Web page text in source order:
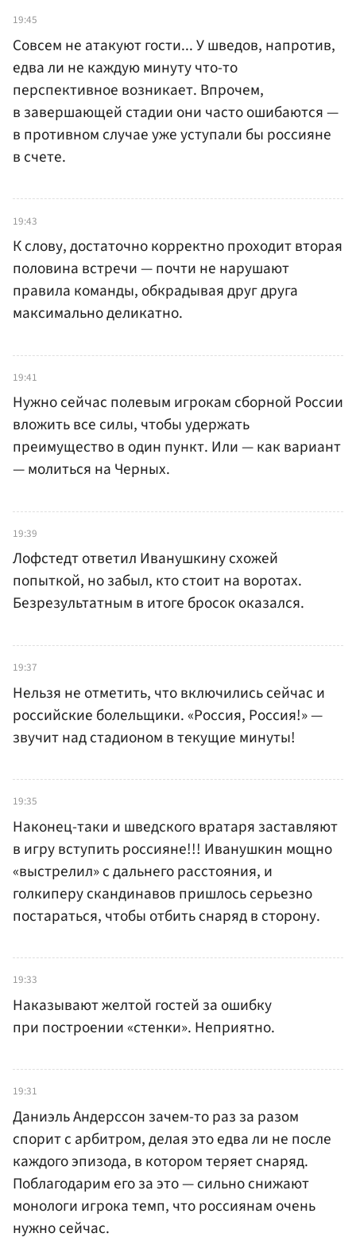
19:45
Совсем не атакуют гости... У шведов, напротив,
едва ли не каждую минуту что-то
перспективное возникает. Впрочем,
в завершающей стадии они часто ошибаются —
в противном случае уже уступали бы россияне
в счете.
19:43
К слову, достаточно корректно проходит вторая
половина встречи — почти не нарушают
правила команды, обкрадывая друг друга
максимально деликатно.
19:41
Нужно сейчас полевым игрокам сборной России
вложить все силы, чтобы удержать
преимущество в один пункт. Или — как вариант
— молиться на Черных.
19:39
Лофстедт ответил Иванушкину схожей
попыткой, но забыл, кто стоит на воротах.
Безрезультатным в итоге бросок оказался.
19:37
Нельзя не отметить, что включились сейчас и
российские болельщики. «Россия, Россия!» —
звучит над стадионом в текущие минуты!
19:35
Наконец-таки и шведского вратаря заставляют
в игру вступить россияне!!! Иванушкин мощно
«выстрелил» с дальнего расстояния, и
голкиперу скандинавов пришлось серьезно
постараться, чтобы отбить снаряд в сторону.
19:33
Наказывают желтой гостей за ошибку
при построении «стенки». Неприятно.
19:31
Даниэль Андерссон зачем-то раз за разом
спорит с арбитром, делая это едва ли не после
каждого эпизода, в котором теряет снаряд.
Поблагодарим его за это — сильно снижают
монологи игрока темп, что россиянам очень
нужно сейчас.